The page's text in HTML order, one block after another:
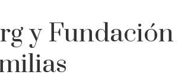
y Fundación